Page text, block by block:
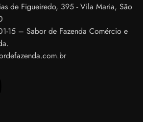
de Figueiredo, 395 - Vila Maria, São
15 – Sabor de Fazenda Comércio e